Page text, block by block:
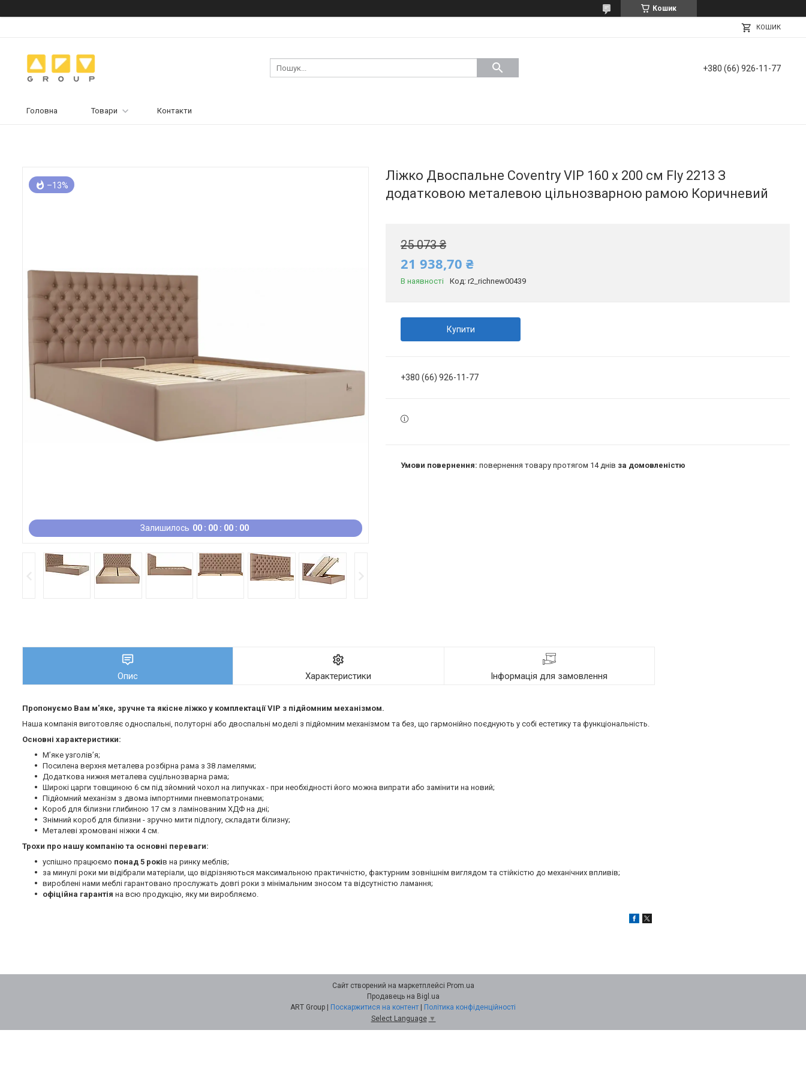
Кошик
КОШИК
+380 (66) 926-11-77
Головна Товари Контакти
Залишилось 00 00 00 00
–13%
Ліжко Двоспальне Coventry VIP 160 х 200 см Fly 2213 З
додатковою металевою цільнозварною рамою Коричневий
25 073 ₴
21 938,70 ₴
В наявності Код: r2_richnew00439
Купити
+380 (66) 926-11-77
повернення товару протягом 14 днів за домовленістю
Опис Характеристики Інформація для замовлення
Пропонуємо Вам м'яке, зручне та якiсне ліжко у комплектації VIP з підйомним механізмом.
Наша компанія виготовляє односпальні, полуторні або двоспальні моделі з підйомним механізмом та без, що гармонійно поєднують у собі естетику та функціональність.
Основні характеристики:
М’яке узголів’я;
Посилена верхня металева розбірна рама з 38 ламелями;
Додаткова нижня металева суцільнозварна рама;
Широкі царги товщиною 6 см під зйомний чохол на липучках - при необхідності його можна випрати або замінити на новий;
Підйомний механізм з двома імпортними пневмопатронами;
Короб для білизни глибиною 17 см з ламінованим ХДФ на дні;
Знімний короб для білизни - зручно мити підлогу, складати білизну;
Металеві хромовані ніжки 4 см.
Трохи про нашу компанію та основні переваги:
успішно працюємо понад 5 років на ринку меблів;
за минулі роки ми відібрали матеріали, що відрізняються максимальною практичністю, фактурним зовнішнім виглядом та стійкістю до механічних впливів;
вироблені нами меблі гарантовано прослужать довгі роки з мінімальним зносом та відсутністю ламання;
офіційна гарантія на всю продукцію, яку ми виробляємо.
Сайт створений на маркетплейсі Prom.ua
Продавець на Bigl.ua
Поскаржитися на контент
Політика конфіденційності
Select Language ▼